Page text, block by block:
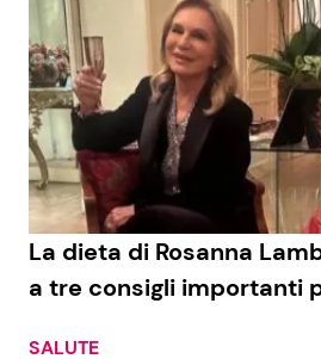
La dieta di Rosanna
a tre consigli importanti
SALUTE